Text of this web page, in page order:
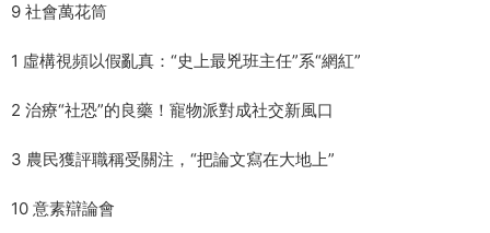
9 社會萬花筒
1 虛構視頻以假亂真：“史上最兇班主任”系“網紅”
2 治療“社恐”的良藥！寵物派對成社交新風口
3 農民獲評職稱受關注，“把論文寫在大地上”
10 意素辯論會